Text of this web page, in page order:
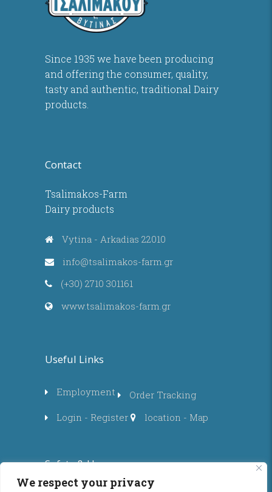
We respect your privacy
Since 1935 we have been producing
and offering the consumer, quality,
tasty and authentic, traditional Dairy
products.
Contact
Tsalimakos-Farm
Dairy products
Vytina - Arkadias 22010
info@tsalimakos-farm.gr
(+30) 2710 301161
www.tsalimakos-farm.gr
Useful Links
Employment
Order Tracking
Login - Register
location - Map
Safety & Use